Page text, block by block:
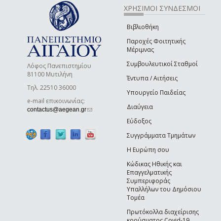
Λόφος Πανεπιστημίου
81100 Μυτιλήνη
Τηλ. 22510 36000
e-mail επικοινωνίας:
contactus@aegean.gr(link sends e-mail)
ΧΡΗΣΙΜΟΙ ΣΥΝΔΕΣΜΟΙ
Βιβλιοθήκη
Παροχές Φοιτητικής
Μέριμνας
Συμβουλευτικοί Σταθμοί
Έντυπα / Αιτήσεις
Υπουργείο Παιδείας
Διαύγεια
Εύδοξος
Συγγράμματα Τμημάτων
Η Ευρώπη σου
Κώδικας Ηθικής και
Επαγγελματικής
Συμπεριφοράς
Υπαλλήλων του Δημόσιου
Τομέα
Πρωτόκολλα διαχείρισης